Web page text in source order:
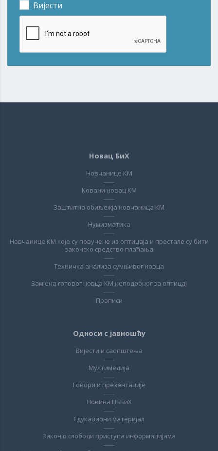
Вијести
Новац БиХ
Новчанице КМ
Ковани новац КМ
Заштитна обиљежја новчаница КМ
Нумизматика
Новчанице КМ које су повучене из оптицаја и престале су бити
законско средство плаћања
Техничка анализа сумњивог новца
Замјена готовог новца КМ неподобног за оптицај
Прописи
Односи с јавношћу
Вијести и саопштења
Мултимедија
Говори и презентације
Новина ЦББиХ
Едукациони материјал
Закон о слободи приступа информацијама